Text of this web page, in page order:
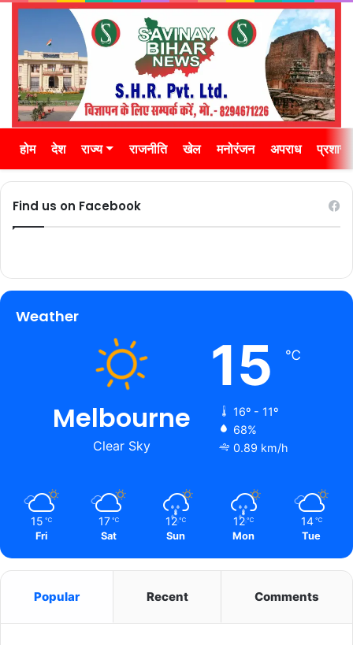
होम देश राज्य राजनीति खेल मनोरंजन अपराध
Find us on Facebook
Weather
Melbourne
Clear Sky
15 ℃
16º - 11º
68%
0.89 km/h
15 ℃
Fri
17 ℃
Sat
12 ℃
Sun
12 ℃
Mon
14 ℃
Tue
Popular Recent Comments